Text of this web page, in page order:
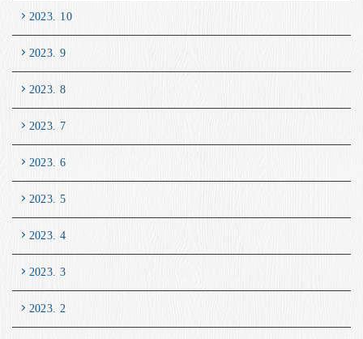
2023. 10
2023. 9
2023. 8
2023. 7
2023. 6
2023. 5
2023. 4
2023. 3
2023. 2